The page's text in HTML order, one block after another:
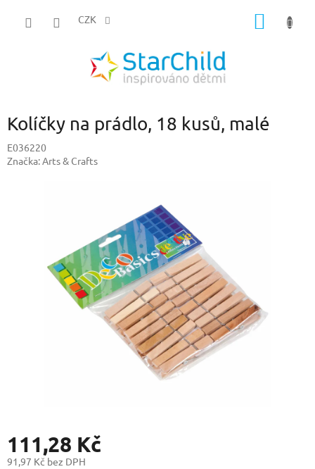
CZK
Kolíčky na prádlo, 18 kusů, malé
E036220
Značka:Arts & Crafts
111,28 Kč
91,97 Kč bez DPH